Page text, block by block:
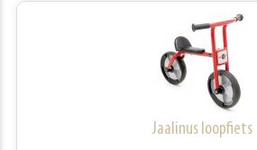
Jaalinus loopfiets